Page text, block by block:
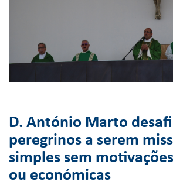
D. António Marto
peregrinos a serem
simples sem
ou económicas